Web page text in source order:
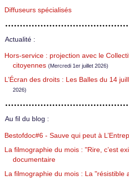
Diffuseurs spécialisés
Actualité :
Hors-service : projection avec le
citoyennes (Mercredi 1er juillet 2026)
L’Écran des droits : Les Balles du 14
2026)
Au fil du blog :
Bestofdoc#6 - Sauve qui peut à
La filmographie du mois : "Rire, c’est
documentaire
La filmographie du mois : La "résistible